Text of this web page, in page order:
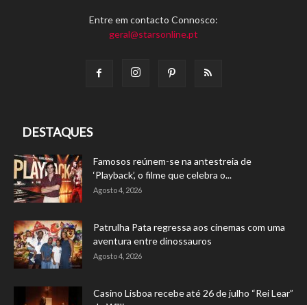
Entre em contacto Connosco:
geral@starsonline.pt
DESTAQUES
Famosos reúnem-se na antestreia de
‘Playback’, o filme que celebra o...
Agosto 4, 2026
Patrulha Pata regressa aos cinemas com uma
aventura entre dinossauros
Agosto 4, 2026
Casino Lisboa recebe até 26 de julho “Rei Lear”